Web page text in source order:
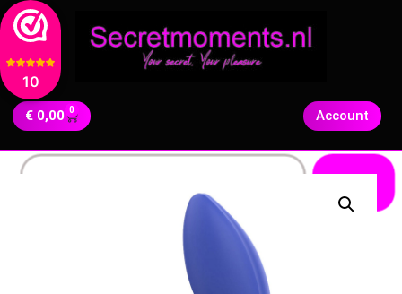
10
€ 0,00 0 Account